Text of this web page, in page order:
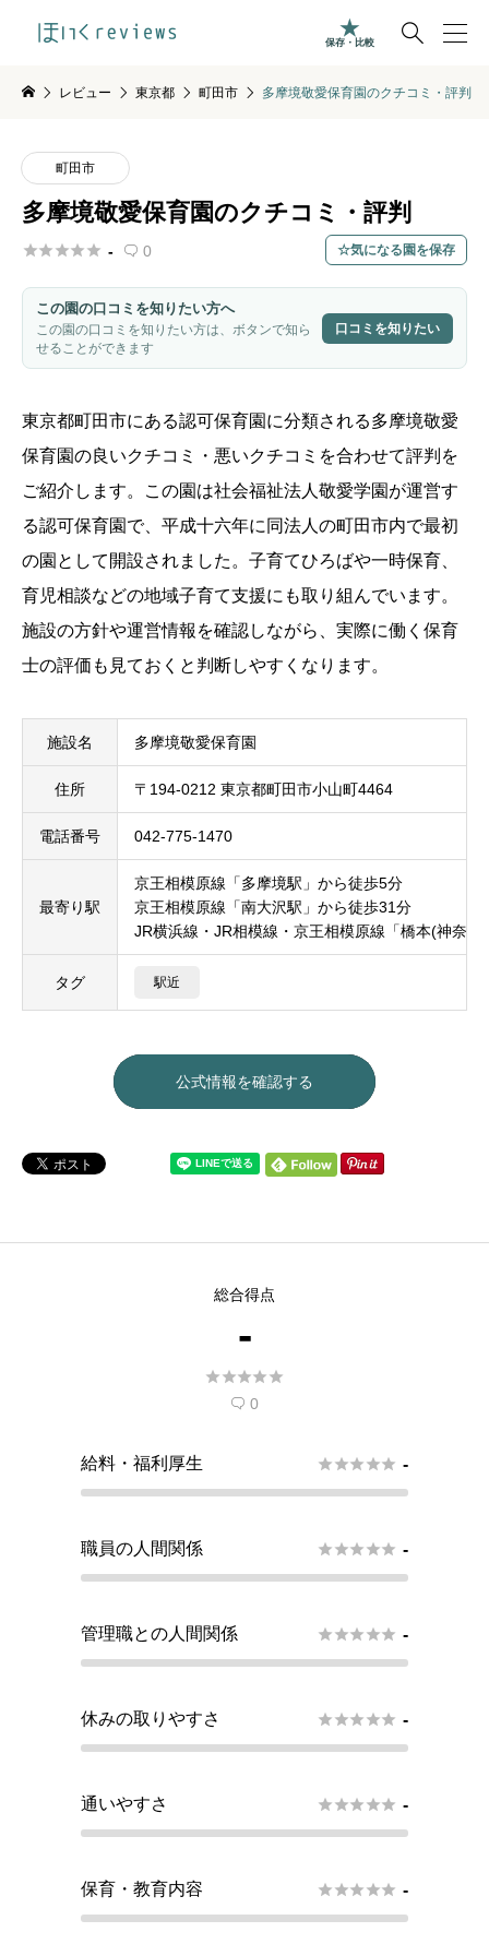

保存・比較
レビュー 東京都 町田市 多摩境敬愛保育園のクチコミ・評判
町田市
多摩境敬愛保育園のクチコミ・評判
 -  0 気になる園を保存
この園の口コミを知りたい方へ
この園の口コミを知りたい方は、ボタンで知ら
せることができます
口コミを知りたい
東京都町田市にある認可保育園に分類される多摩境敬愛
保育園の良いクチコミ・悪いクチコミを合わせて評判を
ご紹介します。この園は社会福祉法人敬愛学園が運営す
る認可保育園で、平成十六年に同法人の町田市内で最初
の園として開設されました。子育てひろばや一時保育、
育児相談などの地域子育て支援にも取り組んでいます。
施設の方針や運営情報を確認しながら、実際に働く保育
士の評価も見ておくと判断しやすくなります。
施設名 多摩境敬愛保育園
住所 〒194-0212 東京都町田市小山町4464
電話番号 042-775-1470
最寄り駅
京王相模原線「多摩境駅」から徒歩5分
京王相模原線「南大沢駅」から徒歩31分
JR横浜線・JR相模線・京王相模原線「橋本(神奈
タグ 駅近
公式情報を確認する
総合得点
-

 0
給料・福利厚生  -
職員の人間関係  -
管理職との人間関係  -
休みの取りやすさ  -
通いやすさ  -
保育・教育内容  -